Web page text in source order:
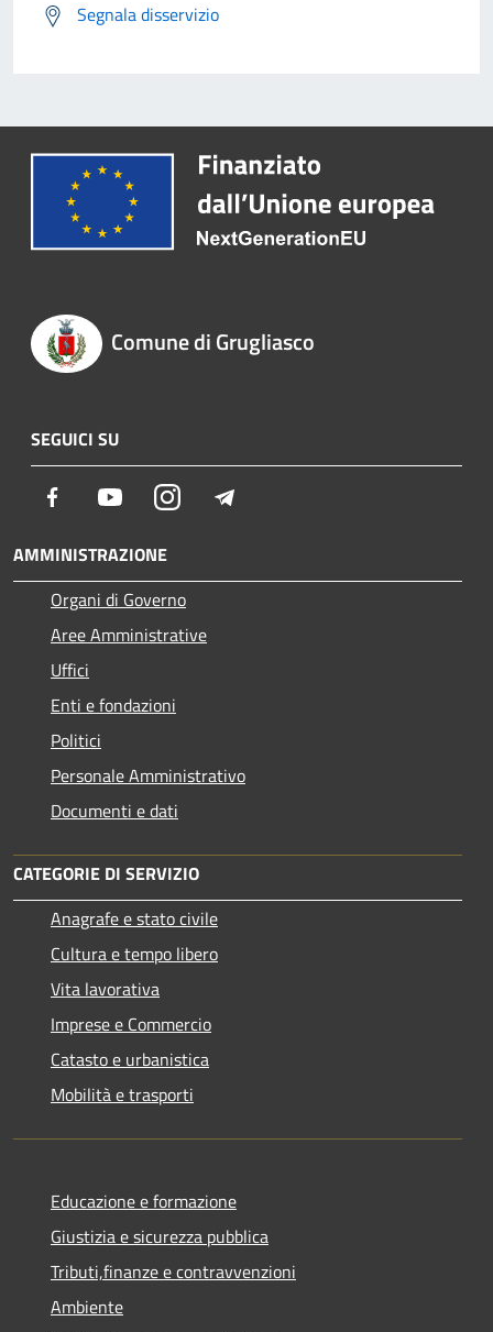
Segnala disservizio
Comune di Grugliasco
SEGUICI SU
Facebook YoutubeInstagram
AMMINISTRAZIONE
Organi di Governo
Aree Amministrative
Uffici
Enti e fondazioni
Politici
Personale Amministrativo
Documenti e dati
CATEGORIE DI SERVIZIO
Anagrafe e stato civile
Cultura e tempo libero
Vita lavorativa
Imprese e Commercio
Catasto e urbanistica
Mobilità e trasporti
Educazione e formazione
Giustizia e sicurezza pubblica
Tributi,finanze e contravvenzioni
Ambiente